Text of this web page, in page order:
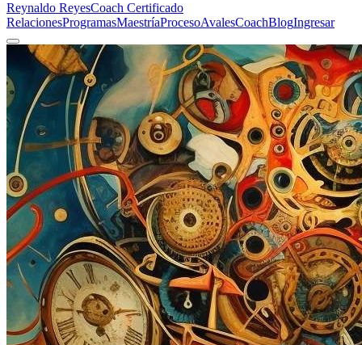
Reynaldo ReyesCoach Certificado
RelacionesProgramasMaestríaProcesoAvalesCoachBlogIngresar